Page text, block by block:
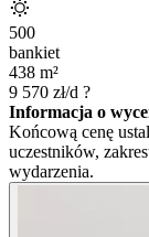
500
bankiet
438 m²
9 570 zł/d ?
Informacja o
Końcową cenę
uczestników,
wydarzenia.